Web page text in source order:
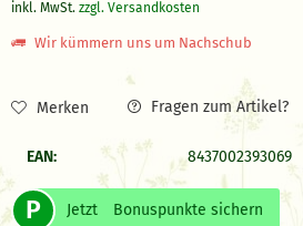
inkl. MwSt. zzgl. Versandkosten
Wir kümmern uns um Nachschub
Merken Fragen zum Artikel?
EAN: 8437002393069
P Jetzt Bonuspunkte sichern